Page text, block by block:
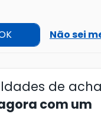
Não sei
de
com um